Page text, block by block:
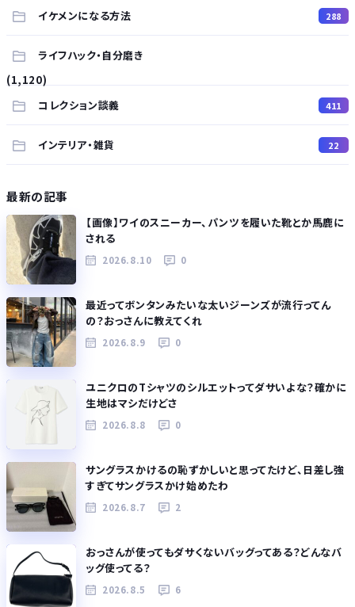
イケメンになる方法 288
ライフハック・自分磨き
(1,120)
コレクション談義
411
インテリア・雑貨 22
最新の記事
【画像】ワイのスニーカー、パンツを履いた靴とか馬鹿に
される
2026.8.10 0
最近ってボンタンみたいな太いジーンズが流行ってん
の？おっさんに教えてくれ
2026.8.9 0
ユニクロのTシャツのシルエットってダサいよな？確かに
生地はマシだけどさ
2026.8.8 0
サングラスかけるの恥ずかしいと思ってたけど、日差し強
すぎてサングラスかけ始めたわ
2026.8.7 2
おっさんが使ってもダサくないバッグってある？どんなバ
ッグ使ってる？
2026.8.5 6